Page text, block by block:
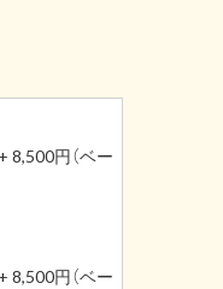
8,500円（ベー
8,500円（ベー